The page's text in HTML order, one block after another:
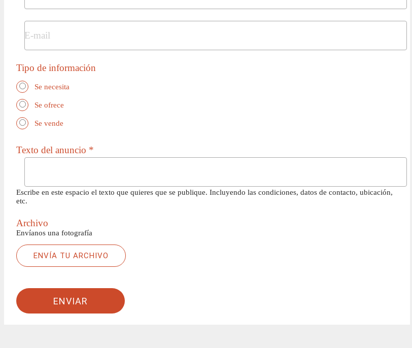
Tipo de información
Se necesita
Se ofrece
Se vende
Texto del anuncio *
Escribe en este espacio el texto que quieres que se publique. Incluyendo las condiciones, datos de contacto, ubicación,
etc.
Archivo
Envíanos una fotografía
ENVÍA TU ARCHIVO
ENVIAR